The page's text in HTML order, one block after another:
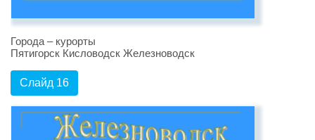
Города – курорты
Пятигорск Кисловодск Железноводск
Слайд 16